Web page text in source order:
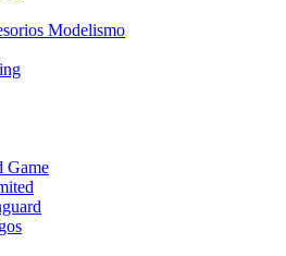
Modelismo
Game